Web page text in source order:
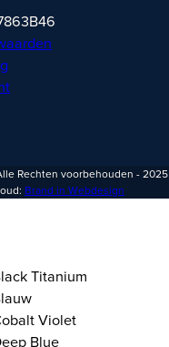
Rechten voorbehouden - 2025
Brand in Webdesign
Titanium
Violet
Blue